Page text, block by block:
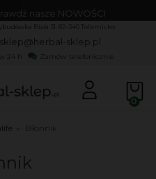
nasze NOWOŚCI
Biała 31, 82-340 Tolkmicko
sklep@herbal-sklep.pl
24 h Zamów telefonicznie
Błonnik